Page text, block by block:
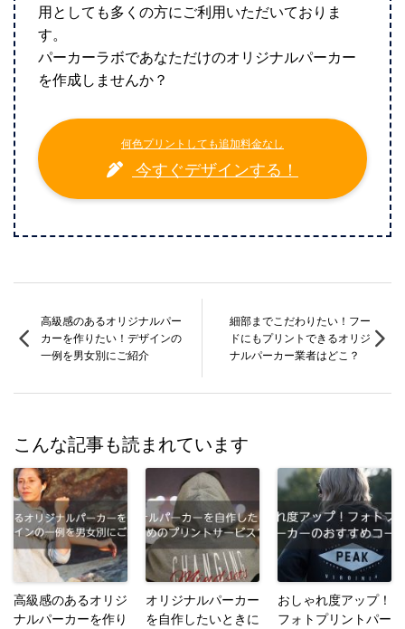
用としても多くの方にご利用いただいておりま
す。
パーカーラボであなただけのオリジナルパーカー
を作成しませんか？
何色プリントしても追加料金なし
今すぐデザインする！
高級感のあるオリジナルパー
カーを作りたい！デザインの
一例を男女別にご紹介
細部までこだわりたい！フー
ドにもプリントできるオリジ
ナルパーカー業者はどこ？
こんな記事も読まれています
高級感のあるオリジ
ナルパーカーを作り
オリジナルパーカー
を自作したいときに
おしゃれ度アップ！
フォトプリントパー